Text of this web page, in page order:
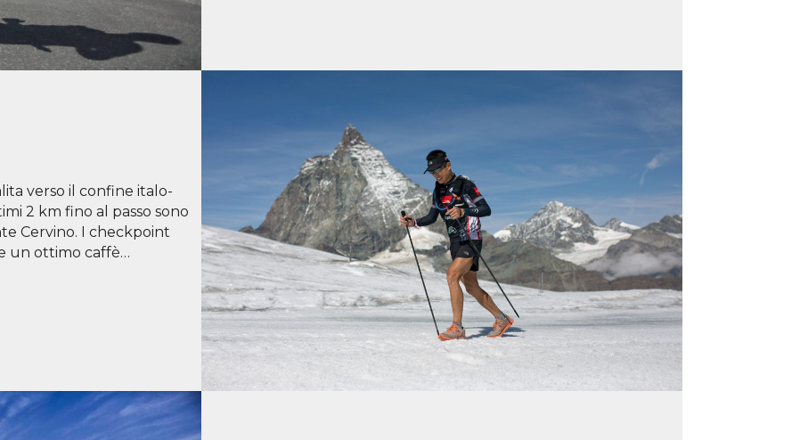
verso il confine italo-
2 km fino al passo sono
Cervino. I checkpoint
un ottimo caffè…